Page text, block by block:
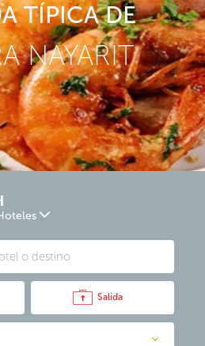
TÍPICA DE
NAYARIT
Salida